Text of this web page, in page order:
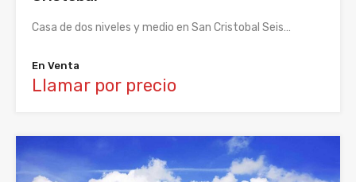
Casa de dos niveles y medio en San Cristobal Seis…
En Venta
Llamar por precio